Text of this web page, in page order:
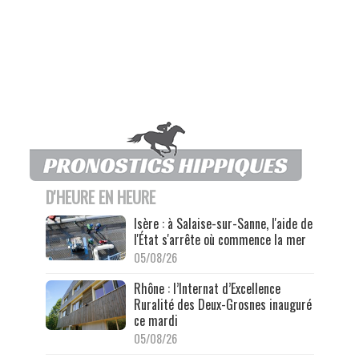
D'HEURE EN HEURE
Isère : à Salaise-sur-Sanne, l'aide de
l'État s'arrête où commence la mer
05/08/26
Rhône : l’Internat d’Excellence
Ruralité des Deux-Grosnes inauguré
ce mardi
05/08/26